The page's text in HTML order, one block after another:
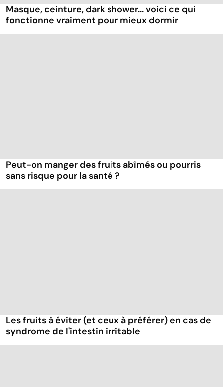
Masque, ceinture, dark shower... voici ce qui
fonctionne vraiment pour mieux dormir
Peut-on manger des fruits abîmés ou pourris
sans risque pour la santé ?
Les fruits à éviter (et ceux à préférer) en cas de
syndrome de l'intestin irritable